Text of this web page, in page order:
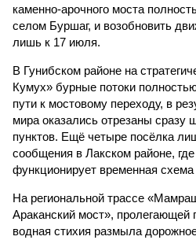
каменно-арочного моста
селом Буршаг, и возобновить
лишь к 17 июля.
В Гунибском районе на
Кумух» бурные потоки
пути к мостовому переходу, в
мира оказались отрезаны сразу
пунктов. Ещё четыре посёлка
сообщения в Лакском районе,
функционирует временная
На региональной трассе
Араканский мост», пролегающей
водная стихия размыла